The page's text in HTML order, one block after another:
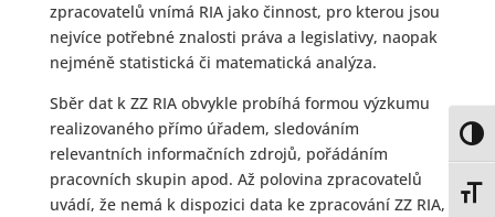
zpracovatelů vnímá RIA jako činnost, pro kterou jsou
nejvíce potřebné znalosti práva a legislativy, naopak
nejméně statistická či matematická analýza.
Sběr dat k ZZ RIA obvykle probíhá formou výzkumu
realizovaného přímo úřadem, sledováním
relevantních informačních zdrojů, pořádáním
pracovních skupin apod. Až polovina zpracovatelů
uvádí, že nemá k dispozici data ke zpracování ZZ RIA,